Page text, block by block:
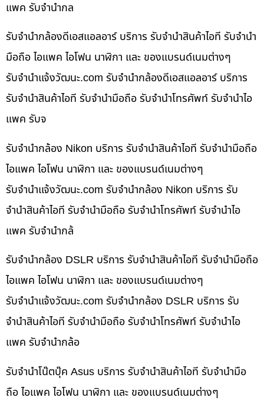
แพค รับจำนำกล
รับจำนำกล้องดีเอสแอลอาร์ บริการ รับจำนำสินค้าไอที รับจำนำ
มือถือ ไอแพค ไอโฟน นาฬิกา และ ของแบรนด์เนมต่างๆ
รับจํานําแจ้งวัฒนะ.com รับจำนำกล้องดีเอสแอลอาร์ บริการ
รับจำนำสินค้าไอที รับจำนำมือถือ รับจำนำโทรศัพท์ รับจำนำไอ
แพค รับจ
รับจำนำกล้อง Nikon บริการ รับจำนำสินค้าไอที รับจำนำมือถือ
ไอแพค ไอโฟน นาฬิกา และ ของแบรนด์เนมต่างๆ
รับจํานําแจ้งวัฒนะ.com รับจำนำกล้อง Nikon บริการ รับ
จำนำสินค้าไอที รับจำนำมือถือ รับจำนำโทรศัพท์ รับจำนำไอ
แพค รับจำนำกล้
รับจำนำกล้อง DSLR บริการ รับจำนำสินค้าไอที รับจำนำมือถือ
ไอแพค ไอโฟน นาฬิกา และ ของแบรนด์เนมต่างๆ
รับจํานําแจ้งวัฒนะ.com รับจำนำกล้อง DSLR บริการ รับ
จำนำสินค้าไอที รับจำนำมือถือ รับจำนำโทรศัพท์ รับจำนำไอ
แพค รับจำนำกล้อ
รับจำนำโน๊ตบุ๊ค Asus บริการ รับจำนำสินค้าไอที รับจำนำมือ
ถือ ไอแพค ไอโฟน นาฬิกา และ ของแบรนด์เนมต่างๆ